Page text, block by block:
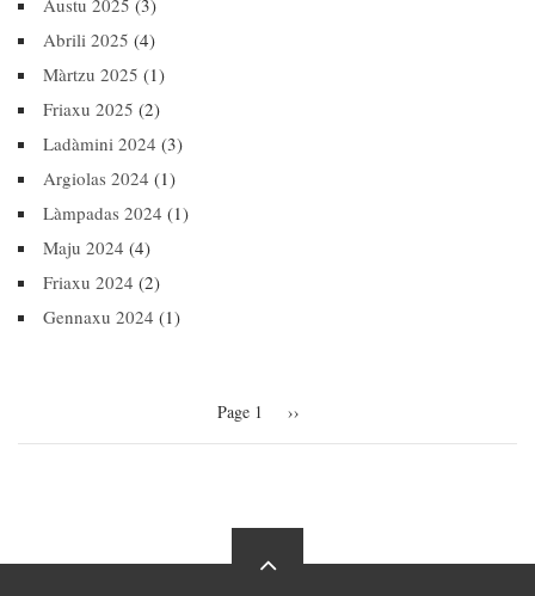
Austu 2025 (3)
Abrili 2025 (4)
Màrtzu 2025 (1)
Friaxu 2025 (2)
Ladàmini 2024 (3)
Argiolas 2024 (1)
Làmpadas 2024 (1)
Maju 2024 (4)
Friaxu 2024 (2)
Gennaxu 2024 (1)
Page 1 Next
››